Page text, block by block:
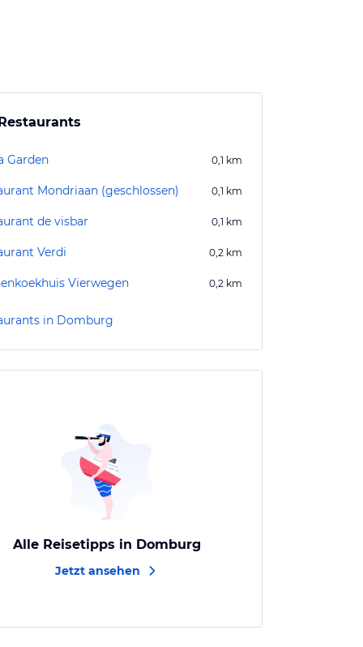
Garden 0,1 km
Mondriaan (geschlossen) 0,1 km
de visbar 0,1 km
Verdi 0,2 km
Vierwegen 0,2 km
in Domburg
Alle Reisetipps in Domburg
Jetzt ansehen